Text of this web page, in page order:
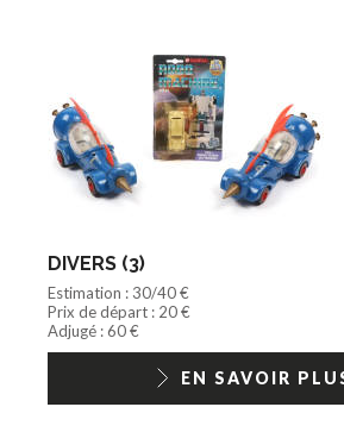
DIVERS (3)
Estimation : 30/40 €
Prix de départ : 20 €
Adjugé : 60 €
EN SAVOIR